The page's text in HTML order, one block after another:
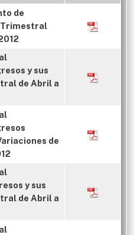
de
Trimestral
y sus
de Abril a
de
y sus
de Abril a